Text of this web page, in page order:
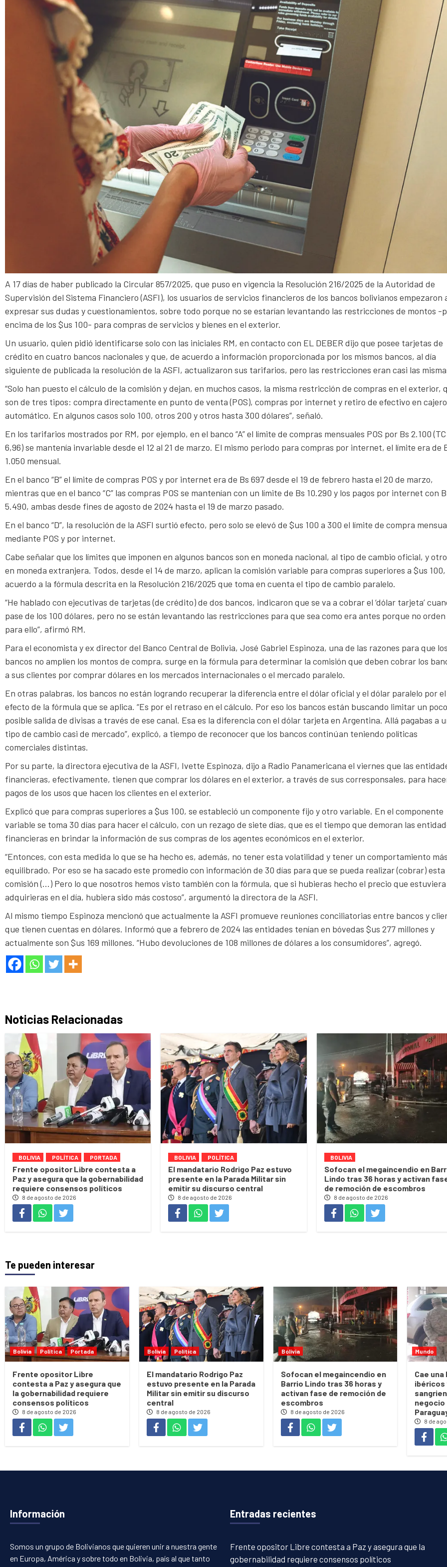
A 17 días de haber publicado la Circular 857/2025, que puso en vigencia la Resolución 216/2025 de la Autoridad de
Supervisión del Sistema Financiero (ASFI), los usuarios de servicios financieros de los bancos bolivianos empezaron
expresar sus dudas y cuestionamientos, sobre todo porque no se estarían levantando las restricciones de montos -
encima de los $us 100- para compras de servicios y bienes en el exterior.
Un usuario, quien pidió identificarse solo con las iniciales RM, en contacto con EL DEBER dijo que posee tarjetas de
crédito en cuatro bancos nacionales y que, de acuerdo a información proporcionada por los mismos bancos, al día
siguiente de publicada la resolución de la ASFI, actualizaron sus tarifarios, pero las restricciones eran casi las
“Solo han puesto el cálculo de la comisión y dejan, en muchos casos, la misma restricción de compras en el exterior,
son de tres tipos: compra directamente en punto de venta (POS), compras por internet y retiro de efectivo en cajero
automático. En algunos casos solo 100, otros 200 y otros hasta 300 dólares”, señaló.
En los tarifarios mostrados por RM, por ejemplo, en el banco “A” el límite de compras mensuales POS por Bs 2.100
6,96) se mantenía invariable desde el 12 al 21 de marzo. El mismo periodo para compras por internet, el límite era de
1.050 mensual.
En el banco “B” el límite de compras POS y por internet era de Bs 697 desde el 19 de febrero hasta el 20 de marzo,
mientras que en el banco “C” las compras POS se mantenían con un límite de Bs 10.290 y los pagos por internet con
5.490, ambas desde fines de agosto de 2024 hasta el 19 de marzo pasado.
En el banco “D”, la resolución de la ASFI surtió efecto, pero solo se elevó de $us 100 a 300 el límite de compra
mediante POS y por internet.
Cabe señalar que los límites que imponen en algunos bancos son en moneda nacional, al tipo de cambio oficial, y
en moneda extranjera. Todos, desde el 14 de marzo, aplican la comisión variable para compras superiores a $us
acuerdo a la fórmula descrita en la Resolución 216/2025 que toma en cuenta el tipo de cambio paralelo.
“He hablado con ejecutivas de tarjetas (de crédito) de dos bancos, indicaron que se va a cobrar el ‘dólar tarjeta’
pase de los 100 dólares, pero no se están levantando las restricciones para que sea como era antes porque no orden
para ello”, afirmó RM.
Para el economista y ex director del Banco Central de Bolivia, José Gabriel Espinoza, una de las razones para que
bancos no amplíen los montos de compra, surge en la fórmula para determinar la comisión que deben cobrar los
a sus clientes por comprar dólares en los mercados internacionales o el mercado paralelo.
En otras palabras, los bancos no están logrando recuperar la diferencia entre el dólar oficial y el dólar paralelo por el
efecto de la fórmula que se aplica. “Es por el retraso en el cálculo. Por eso los bancos están buscando limitar un
posible salida de divisas a través de ese canal. Esa es la diferencia con el dólar tarjeta en Argentina. Allá pagabas a
tipo de cambio casi de mercado”, explicó, a tiempo de reconocer que los bancos continúan teniendo políticas
comerciales distintas.
Por su parte, la directora ejecutiva de la ASFI, Ivette Espinoza, dijo a Radio Panamericana el viernes que las
financieras, efectivamente, tienen que comprar los dólares en el exterior, a través de sus corresponsales, para
pagos de los usos que hacen los clientes en el exterior.
Explicó que para compras superiores a $us 100, se estableció un componente fijo y otro variable. En el componente
variable se toma 30 días para hacer el cálculo, con un rezago de siete días, que es el tiempo que demoran las
financieras en brindar la información de sus compras de los agentes económicos en el exterior.
“Entonces, con esta medida lo que se ha hecho es, además, no tener esta volatilidad y tener un comportamiento
equilibrado. Por eso se ha sacado este promedio con información de 30 días para que se pueda realizar (cobrar) esta
comisión (…) Pero lo que nosotros hemos visto también con la fórmula, que si hubieras hecho el precio que estuviera
adquirieras en el día, hubiera sido más costoso”, argumentó la directora de la ASFI.
Al mismo tiempo Espinoza mencionó que actualmente la ASFI promueve reuniones conciliatorias entre bancos y
que tienen cuentas en dólares. Informó que a febrero de 2024 las entidades tenían en bóvedas $us 277 millones y
actualmente son $us 169 millones. “Hubo devoluciones de 108 millones de dólares a los consumidores”, agregó.
Noticias Relacionadas
BOLIVIA POLÍTICA PORTADA
Frente opositor Libre contesta a
Paz y asegura que la gobernabilidad
requiere consensos políticos
8 de agosto de 2026
BOLIVIA POLÍTICA
El mandatario Rodrigo Paz estuvo
presente en la Parada Militar sin
emitir su discurso central
8 de agosto de 2026
BOLIVIA
Sofocan el megaincendio en
Lindo tras 36 horas y activan
de remoción de escombros
8 de agosto de 2026
Te pueden interesar
Bolivia Política Portada
Frente opositor Libre
contesta a Paz y asegura que
la gobernabilidad requiere
consensos políticos
8 de agosto de 2026
Bolivia Política
El mandatario Rodrigo Paz
estuvo presente en la Parada
Militar sin emitir su discurso
central
8 de agosto de 2026
Bolivia
Sofocan el megaincendio en
Barrio Lindo tras 36 horas y
activan fase de remoción de
escombros
8 de agosto de 2026
Mundo
Cae
ibéricos
negocio
8 de
Información
Somos un grupo de Bolivianos que quieren unir a nuestra gente
en Europa, América y sobre todo en Bolivia, país al que tanto
Entradas recientes
Frente opositor Libre contesta a Paz y asegura que la
gobernabilidad requiere consensos políticos